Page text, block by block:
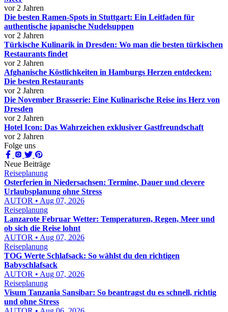
vor 2 Jahren
Die besten Ramen-Spots in Stuttgart: Ein Leitfaden für
authentische japanische Nudelsuppen
vor 2 Jahren
Türkische Kulinarik in Dresden: Wo man die besten türkischen
Restaurants findet
vor 2 Jahren
Afghanische Köstlichkeiten in Hamburgs Herzen entdecken:
Die besten Restaurants
vor 2 Jahren
Die November Brasserie: Eine Kulinarische Reise ins Herz von
Dresden
vor 2 Jahren
Hotel Icon: Das Wahrzeichen exklusiver Gastfreundschaft
vor 2 Jahren
Folge uns
Neue Beiträge
Reiseplanung
Osterferien in Niedersachsen: Termine, Dauer und clevere
Urlaubsplanung ohne Stress
AUTOR • Aug 07, 2026
Reiseplanung
Lanzarote Februar Wetter: Temperaturen, Regen, Meer und
ob sich die Reise lohnt
AUTOR • Aug 07, 2026
Reiseplanung
TOG Werte Schlafsack: So wählst du den richtigen
Babyschlafsack
AUTOR • Aug 07, 2026
Reiseplanung
Visum Tanzania Sansibar: So beantragst du es schnell, richtig
und ohne Stress